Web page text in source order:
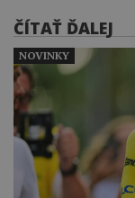
ČÍTAŤ ĎALEJ
NOVINKY